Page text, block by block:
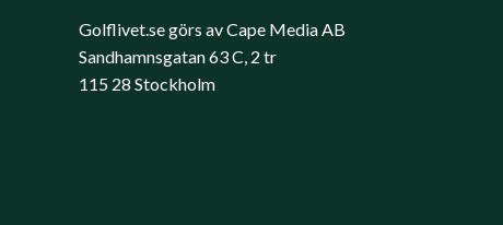
Golflivet.se görs av Cape Media AB
Sandhamnsgatan 63 C, 2 tr
115 28 Stockholm